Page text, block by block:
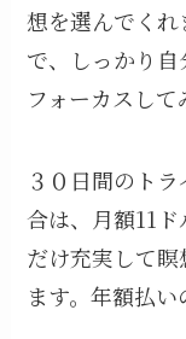
想を選んでく
で、しっかり
フォーカスして
３０日間のト
合は、月額11
だけ充実して
ます。年額払い